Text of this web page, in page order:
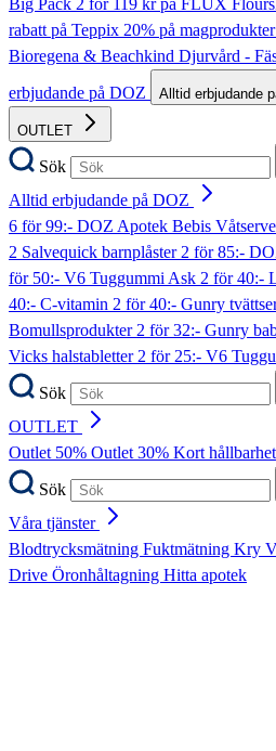
Big Pack 2 för 119 kr på FLUX
rabatt på Teppix 20% på
Bioregena & Beachkind Djurvård -
erbjudande på DOZ
Alltid erbjudande
OUTLET
Sök
Alltid erbjudande på DOZ
6 för 99:- DOZ Apotek Bebis
2 Salvequick barnplåster2 för 85:-
för 50:- V6 Tuggummi Ask 2 för 40:-
40:- C-vitamin 2 för 40:- Gunry
Bomullsprodukter2 för 32:- Gunry
Vicks halstabletter2 för 25:- V6
Sök
OUTLET
Outlet 50% Outlet 30% Kort hållbarhet
Sök
Våra tjänster
Blodtrycksmätning Fuktmätning Kry
Drive Öronhåltagning Hitta apotek